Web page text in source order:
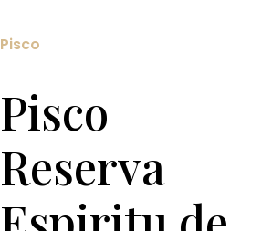
Pisco
Pisco
Reserva